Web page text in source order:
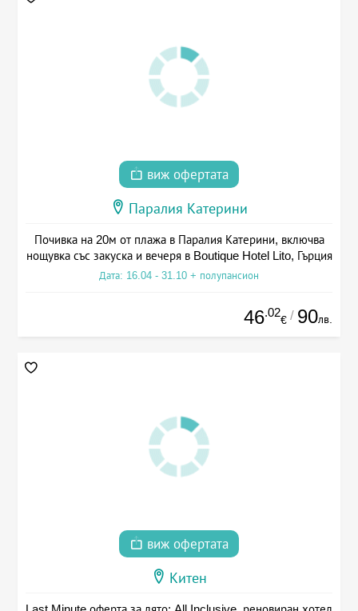
виж офертата
Паралия Катерини
Почивка на 20м от плажа в Паралия Катерини, включва
нощувка със закуска и вечеря в Boutique Hotel Lito, Гърция
Дата: 16.04 - 31.10 + полупансион
46.02
€ / 90лв.
виж офертата
Китен